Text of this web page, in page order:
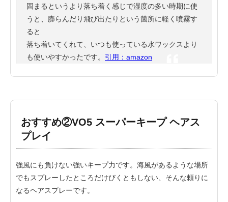
固まるというより落ち着く感じで湿度の多い時期に使
うと、膨らんだり飛び出たりという箇所に軽く噴霧す
ると
落ち着いてくれて、いつも使っている水ワックスより
も使いやすかったです。 引用：amazon
おすすめ②VO5 スーパーキープ ヘアス
プレイ
強風にも負けない強いキープ力です。海風があるような場所
でもスプレーしたところだけびくともしない、そんな頼りに
なるヘアスプレーです。